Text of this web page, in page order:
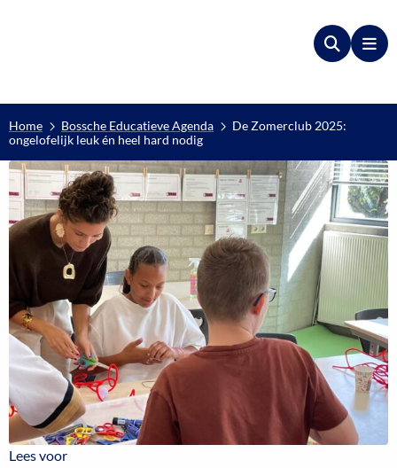
Zoeken
Home Bossche Educatieve Agenda
De Zomerclub 2025:
ongelofelijk leuk én heel hard nodig
Lees voorLees voor